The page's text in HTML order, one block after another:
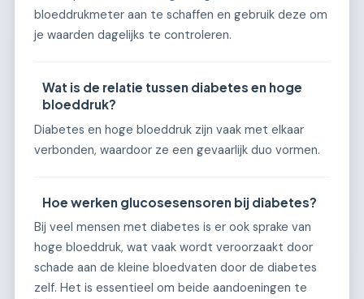
bloeddrukmeter aan te schaffen en gebruik deze om
je waarden dagelijks te controleren.
Wat is de relatie tussen diabetes en hoge
bloeddruk?
Diabetes en hoge bloeddruk zijn vaak met elkaar
verbonden, waardoor ze een gevaarlijk duo vormen.
Hoe werken glucosesensoren bij diabetes?
Bij veel mensen met diabetes is er ook sprake van
hoge bloeddruk, wat vaak wordt veroorzaakt door
schade aan de kleine bloedvaten door de diabetes
zelf. Het is essentieel om beide aandoeningen te